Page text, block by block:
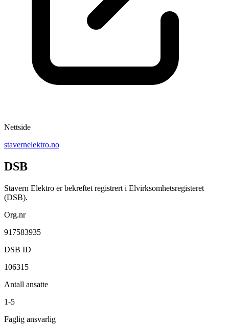
Nettside
stavernelektro.no
DSB
Stavern Elektro er bekreftet registrert i Elvirksomhetsregisteret
(DSB).
Org.nr
917583935
DSB ID
106315
Antall ansatte
1-5
Faglig ansvarlig